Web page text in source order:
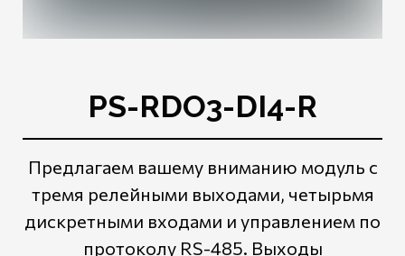
PS-RDO3-DI4-R
Предлагаем вашему вниманию модуль с
тремя релейными выходами, четырьмя
дискретными входами и управлением по
протоколу RS-485. Выходы